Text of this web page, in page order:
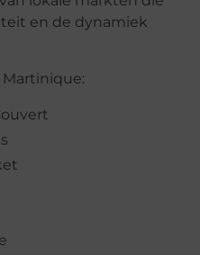
en de dynamiek